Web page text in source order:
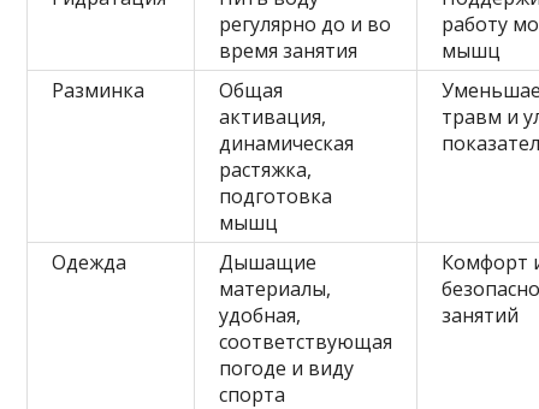
регулярно до и во
время занятия
работу
мышц
Разминка
Общая
активация,
динамическая
растяжка,
подготовка
мышц
травм и
Одежда
Дышащие
материалы,
удобная,
соответствующая
погоде и виду
спорта
Комфорт
занятий